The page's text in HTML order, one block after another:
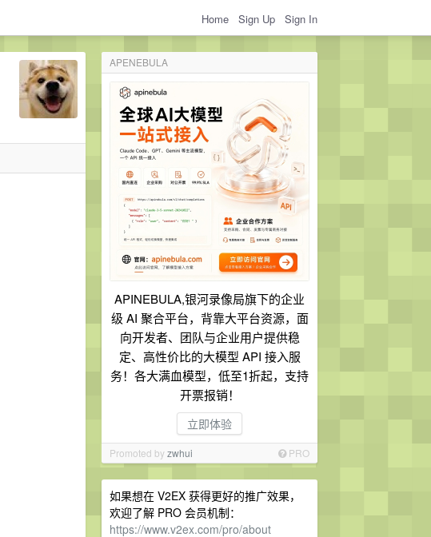
Home Sign Up Sign In
APENEBULA
APINEBULA,银河录像局旗下的企业
级 AI 聚合平台，背靠大平台资源，面
向开发者、团队与企业用户提供稳
定、高性价比的大模型 API 接入服
务！各大满血模型，低至1折起，支持
开票报销！
立即体验
Promoted byzwhui PRO
如果想在 V2EX 获得更好的推广效果，
欢迎了解 PRO 会员机制：
https://www.v2ex.com/pro/about